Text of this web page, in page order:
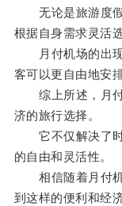
无论是旅游度假
根据自身需求灵活
月付机场的出现
客可以更自由地安
综上所述，月付
济的旅行选择。
它不仅解决了时
的自由和灵活性。
相信随着月付机
到这样的便利和经